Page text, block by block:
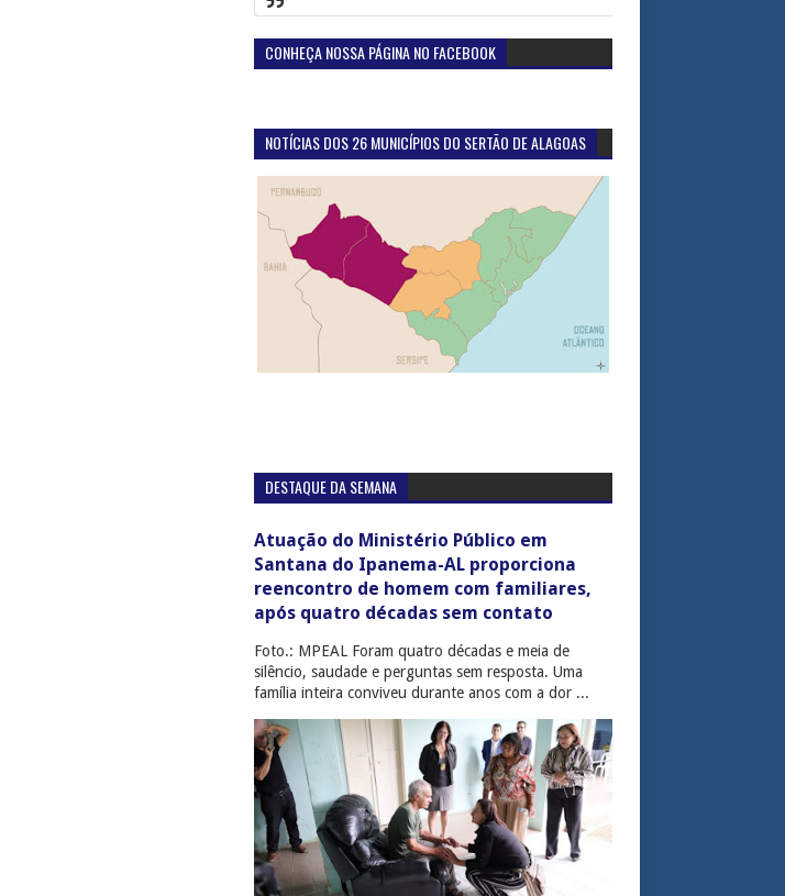
CONHEÇA NOSSA PÁGINA NO FACEBOOK
NOTÍCIAS DOS 26 MUNICÍPIOS DO SERTÃO DE ALAGOAS
DESTAQUE DA SEMANA
Atuação do Ministério Público em
Santana do Ipanema-AL proporciona
reencontro de homem com familiares,
após quatro décadas sem contato
Foto.: MPEAL Foram quatro décadas e meia de
silêncio, saudade e perguntas sem resposta. Uma
família inteira conviveu durante anos com a dor ...